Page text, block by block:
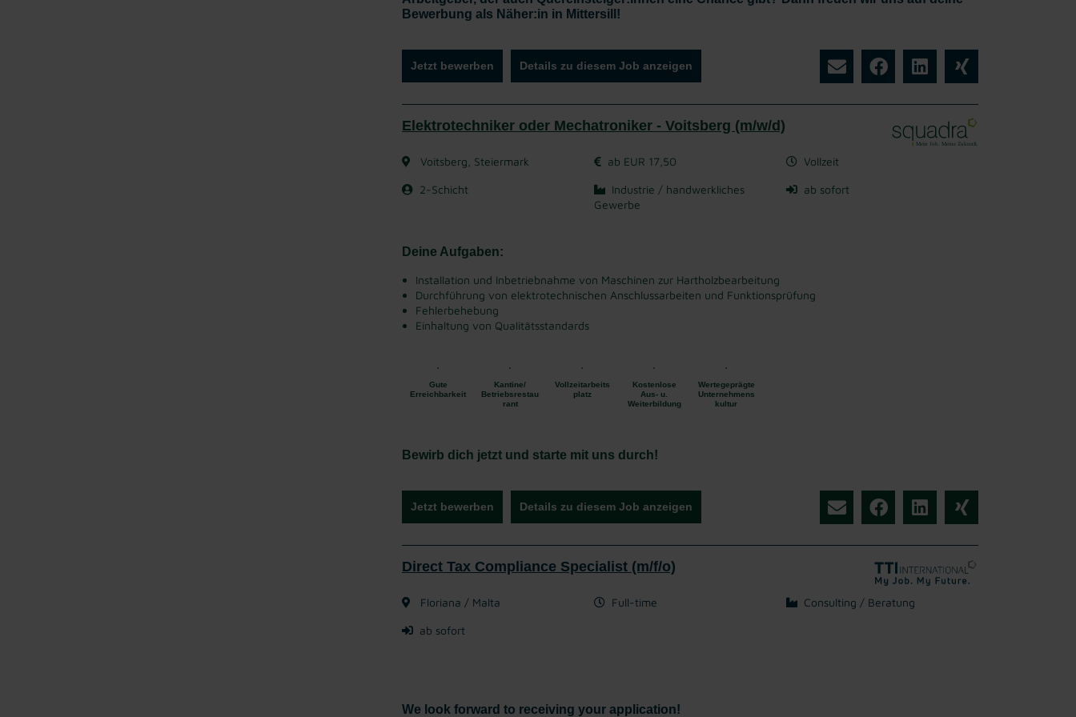
Bewerbung als Näher:in in Mittersill!
Jetzt bewerben Details zu diesem Job anzeigen
Elektrotechniker oder Mechatroniker - Voitsberg (m/w/d)
Voitsberg, Steiermark ab EUR 17,50 Vollzeit
2-Schicht
Industrie / handwerkliches
Gewerbe
ab sofort
Deine Aufgaben:
Installation und Inbetriebnahme von Maschinen zur Hartholzbearbeitung
Durchführung von elektrotechnischen Anschlussarbeiten und Funktionsprüfung
Fehlerbehebung
Einhaltung von Qualitätsstandards
Gute
Erreichbarkeit
Kantine/
Betriebsrestau
rant
Vollzeitarbeits
platz
Kostenlose
Aus- u.
Weiterbildung
Wertegeprägte
Unternehmens
kultur
Bewirb dich jetzt und starte mit uns durch!
Jetzt bewerben Details zu diesem Job anzeigen
Direct Tax Compliance Specialist (m/f/o)
Floriana / Malta Full-time Consulting / Beratung
ab sofort
We look forward to receiving your application!